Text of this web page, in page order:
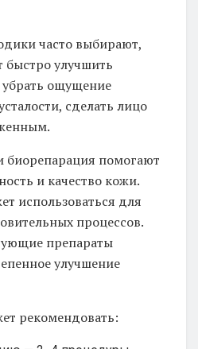
часто выбирают,
быстро улучшить
ощущение
сделать лицо
биорепарация помогают
и качество кожи.
использоваться для
процессов.
препараты
улучшение
рекомендовать: